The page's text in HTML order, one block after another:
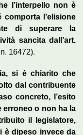
l’interpello non è
l’elisione
di superare la
sancita dall’art.
16472).
si è chiarito che
dal contribuente
concreto, l’esito
erroneo o non ha la
il legislatore,
è dipeso invece da